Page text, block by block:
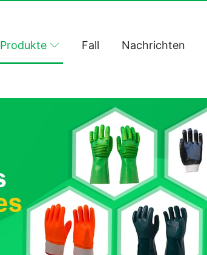
Produkte Fall Nachrichten